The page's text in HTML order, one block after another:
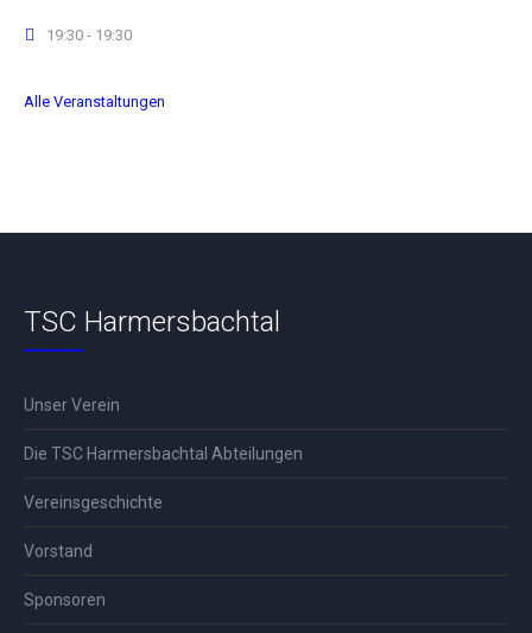
19:30 - 19:30
Alle Veranstaltungen
TSC Harmersbachtal
Unser Verein
Die TSC Harmersbachtal Abteilungen
Vereinsgeschichte
Vorstand
Sponsoren